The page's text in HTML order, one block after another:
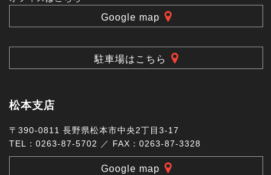
Google map
駐車場はこちら
松本支店
〒390-0811 長野県松本市中央2丁目3-17
TEL：0263-87-5702 ／ FAX：0263-87-3328
Google map